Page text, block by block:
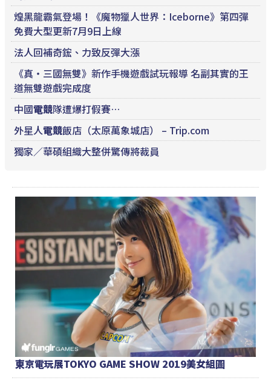
煌黑龍霸氣登場！《魔物獵人世界：Iceborne》第四彈
免費大型更新7月9日上線
法人回補奇鋐、力致反彈大漲
《真・三國無雙》新作手機遊戲試玩報導 名副其實的王
道無雙遊戲完成度
中國電競隊遭爆打假賽…
外星人電競飯店（太原萬象城店） – Trip.com
獨家／華碩組織大整併驚傳將裁員
東京電玩展TOKYO GAME SHOW 2019美女組圖